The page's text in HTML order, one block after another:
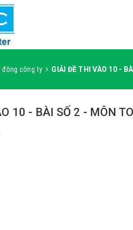
động công ty GIẢI ĐỀ THI VÀO 10 -
10 - BÀI SỐ 2 - MÔN